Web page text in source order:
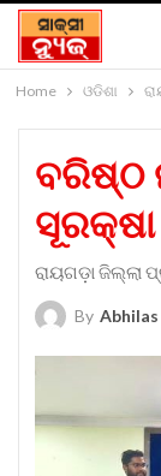
Home ଓଡିଶା
ବରିଷ୍ଠ
ସୂରକ୍ଷା
ରାୟଗଡ଼ା ଜିଲ୍ଲା
By Abhilas